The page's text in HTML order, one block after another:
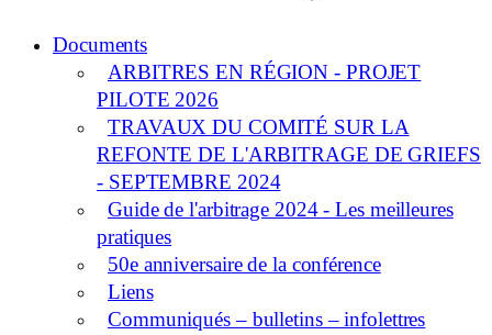
Documents
ARBITRES EN RÉGION - PROJET
PILOTE 2026
TRAVAUX DU COMITÉ SUR LA
REFONTE DE L'ARBITRAGE DE GRIEFS
- SEPTEMBRE 2024
Guide de l'arbitrage 2024 - Les meilleures
pratiques
50e anniversaire de la conférence
Liens
Communiqués – bulletins – infolettres